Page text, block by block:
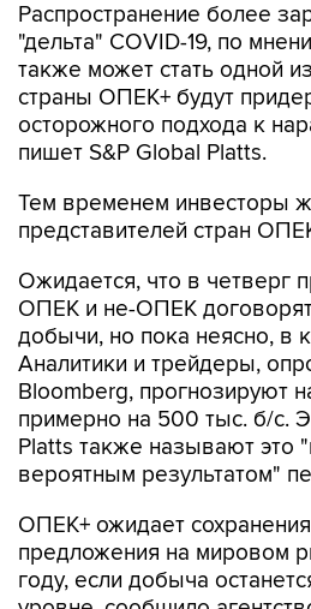
Распространение более
"дельта" COVID-19, по
также может стать одной
страны ОПЕК+ будут
осторожного подхода к
пишет S&P Global Platts.
Тем временем инвесторы
представителей стран
Ожидается, что в четверг
ОПЕК и не-ОПЕК
добычи, но пока неясно, в
Аналитики и трейдеры,
Bloomberg, прогнозируют
примерно на 500 тыс. б/с.
Platts также называют это
вероятным результатом"
ОПЕК+ ожидает
предложения на мировом
году, если добыча